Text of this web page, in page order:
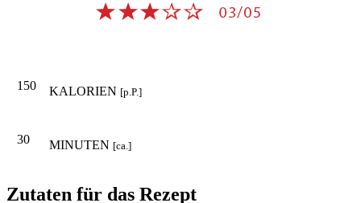
150 KALORIEN [p.P.]
30 MINUTEN [ca.]
Zutaten für das Rezept